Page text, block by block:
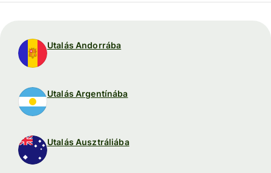
Utalás Andorrába
Utalás Argentínába
Utalás Ausztráliába